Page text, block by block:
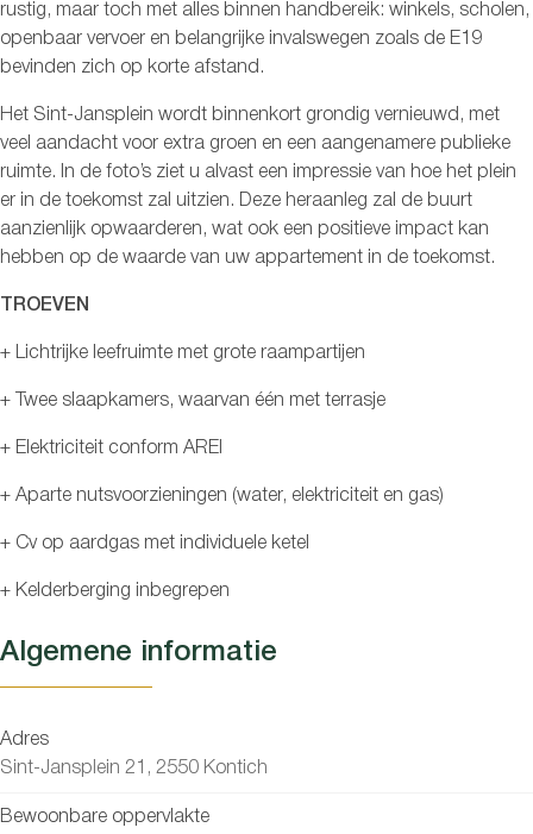
rustig, maar toch met alles binnen handbereik: winkels, scholen,
openbaar vervoer en belangrijke invalswegen zoals de E19
bevinden zich op korte afstand.
Het Sint-Jansplein wordt binnenkort grondig vernieuwd, met
veel aandacht voor extra groen en een aangenamere publieke
ruimte. In de foto’s ziet u alvast een impressie van hoe het plein
er in de toekomst zal uitzien. Deze heraanleg zal de buurt
aanzienlijk opwaarderen, wat ook een positieve impact kan
hebben op de waarde van uw appartement in de toekomst.
TROEVEN
+ Lichtrijke leefruimte met grote raampartijen
+ Twee slaapkamers, waarvan één met terrasje
+ Elektriciteit conform AREI
+ Aparte nutsvoorzieningen (water, elektriciteit en gas)
+ Cv op aardgas met individuele ketel
+ Kelderberging inbegrepen
Algemene informatie
Adres
Sint-Jansplein 21, 2550 Kontich
Bewoonbare oppervlakte